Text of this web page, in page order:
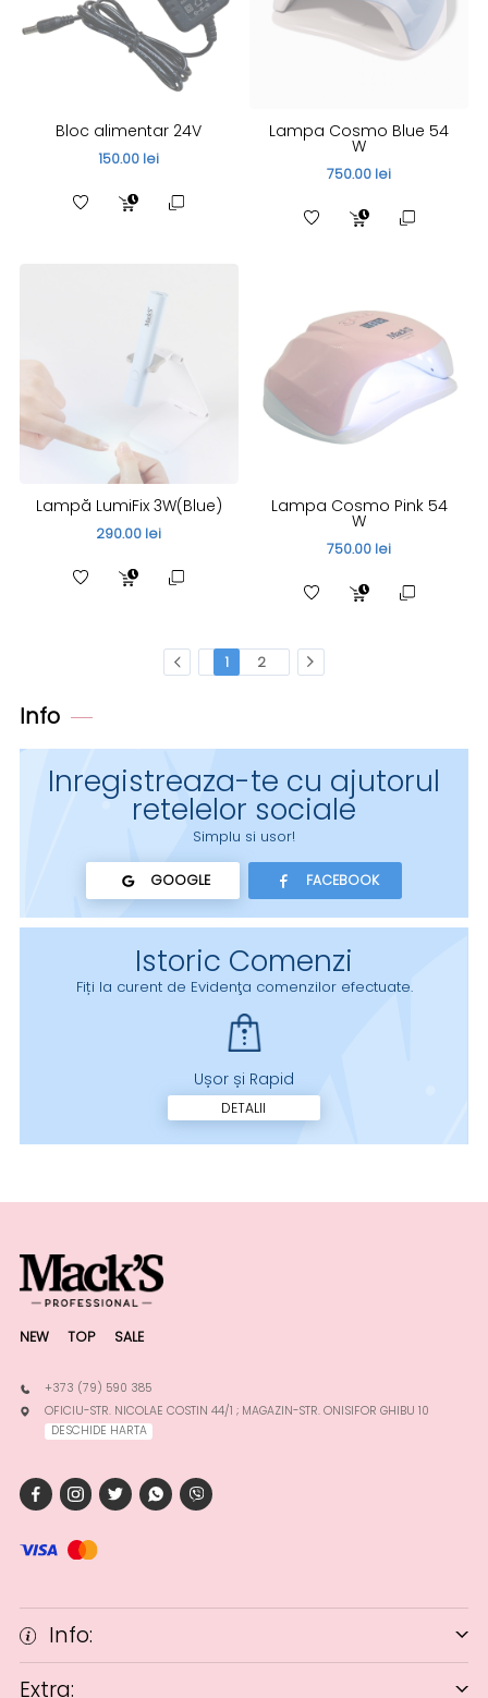
Bloc alimentar 24V
150.00 lei
Lampa Cosmo Blue 54
W
750.00 lei
Lampă LumiFix 3W(Blue)
290.00 lei
Lampa Cosmo Pink 54
W
750.00 lei
1 2
Info
Inregistreaza-te cu ajutorul
retelelor sociale
Simplu si usor!
GOOGLE FACEBOOK
Istoric Comenzi
Fiți la curent de Evidenţa comenzilor efectuate.
Ușor și Rapid
DETALII
NEW TOP SALE
+373 (79) 590 385
OFICIU-STR. NICOLAE COSTIN 44/1 ; MAGAZIN-STR. ONISIFOR GHIBU 10
DESCHIDE HARTA
Info:
Extra: